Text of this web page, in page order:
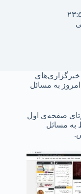
امروز به مسائل
صفحه‌ی اول
به مسائل